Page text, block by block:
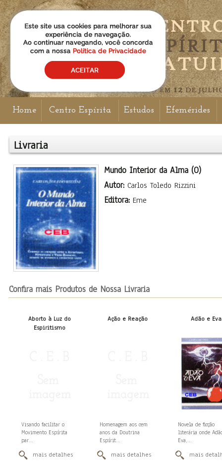
Home Centro Espírita Estudos Efemérides
Livraria
Mundo Interior da Alma (O)
Autor: Carlos Toledo Rizzini
Editora: Eme
Confira mais Produtos de Nossa Livraria
Aborto à Luz do
Espiritismo
Visando facilitar o
Movimento Espírita
par...
mais detalhes
Ação e Reação
Homenagem aos cem
anos da Doutrina
Espírit...
mais detalhes
Adão e Eva
Novela de ficção
literária onde
Eva,...
mais